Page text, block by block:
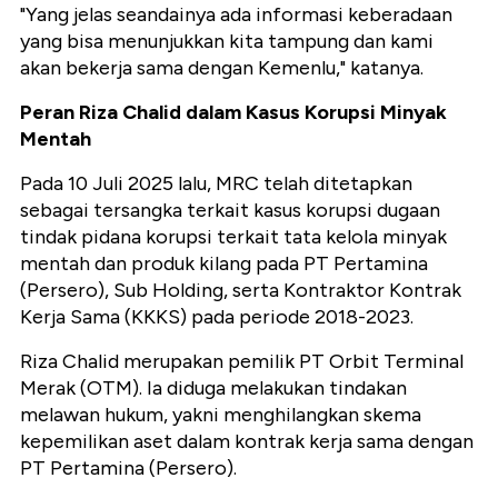
"Yang jelas seandainya ada informasi keberadaan
yang bisa menunjukkan kita tampung dan kami
akan bekerja sama dengan Kemenlu," katanya.
Peran Riza Chalid dalam Kasus Korupsi Minyak
Mentah
Pada 10 Juli 2025 lalu, MRC telah ditetapkan
sebagai tersangka terkait kasus korupsi dugaan
tindak pidana korupsi terkait tata kelola minyak
mentah dan produk kilang pada PT Pertamina
(Persero), Sub Holding, serta Kontraktor Kontrak
Kerja Sama (KKKS) pada periode 2018-2023.
Riza Chalid merupakan pemilik PT Orbit Terminal
Merak (OTM). Ia diduga melakukan tindakan
melawan hukum, yakni menghilangkan skema
kepemilikan aset dalam kontrak kerja sama dengan
PT Pertamina (Persero).